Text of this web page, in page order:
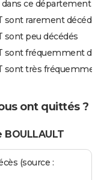
dans ce département
sont rarement
sont peu décédés
sont fréquemment
sont très
ont quittés ?
(source :